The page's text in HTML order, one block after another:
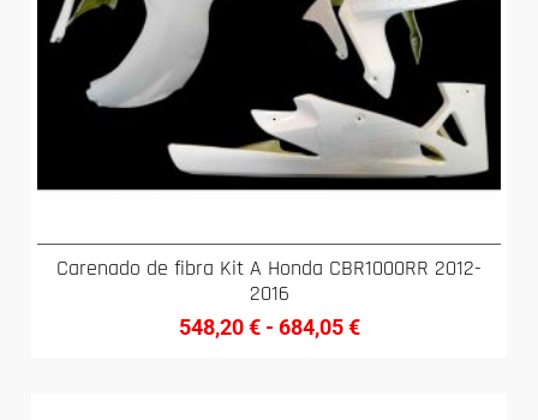
Carenado de fibra Kit A Honda CBR1000RR 2012-
2016
548,20€ - 684,05€